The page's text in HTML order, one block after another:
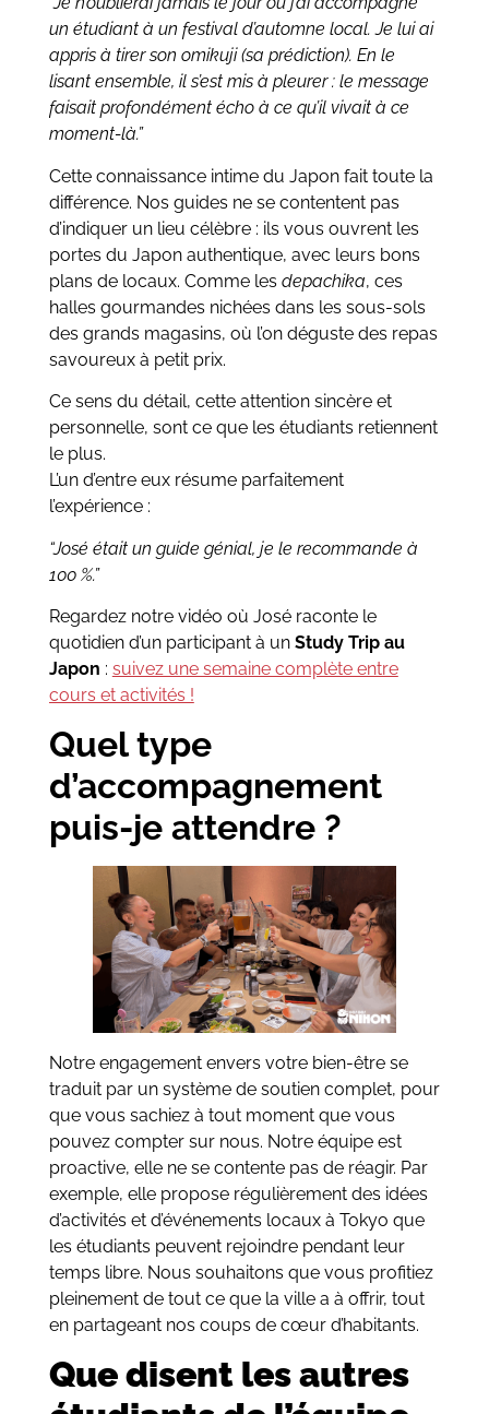
un étudiant à un festival d’automne local. Je lui ai
appris à tirer son omikuji(sa prédiction). En le
lisant ensemble, il s’est mis à pleurer : le message
faisait profondément écho à ce qu’il vivait à ce
moment-là.”
Cette connaissance intime du Japon fait toute la
différence. Nos guides ne se contentent pas
d’indiquer un lieu célèbre : ils vous ouvrent les
portes du Japon authentique, avec leurs bons
plans de locaux. Comme les depachika, ces
halles gourmandes nichées dans les sous-sols
des grands magasins, où l’on déguste des repas
savoureux à petit prix.
Ce sens du détail, cette attention sincère et
personnelle, sont ce que les étudiants retiennent
le plus.
L’un d’entre eux résume parfaitement
l’expérience :
“José était un guide génial, je le recommande à
100 %.”
Regardez notre vidéo où José raconte le
quotidien d’un participant à un Study Trip au
Japon : suivez une semaine complète entre
cours et activités !
Quel type
d’accompagnement
puis-je attendre ?
Notre engagement envers votre bien-être se
traduit par un système de soutien complet, pour
que vous sachiez à tout moment que vous
pouvez compter sur nous. Notre équipe est
proactive, elle ne se contente pas de réagir. Par
exemple, elle propose régulièrement des idées
d’activités et d’événements locaux à Tokyo que
les étudiants peuvent rejoindre pendant leur
temps libre. Nous souhaitons que vous profitiez
pleinement de tout ce que la ville a à offrir, tout
en partageant nos coups de cœur d’habitants.
Que disent les autres